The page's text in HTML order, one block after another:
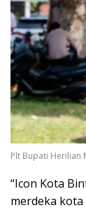
Plt Bupati Herilian
“Icon Kota
merdeka